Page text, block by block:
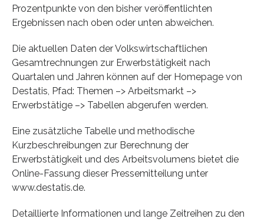
Prozentpunkte von den bisher veröffentlichten
Ergebnissen nach oben oder unten abweichen.
Die aktuellen Daten der Volkswirtschaftlichen
Gesamtrechnungen zur Erwerbstätigkeit nach
Quartalen und Jahren können auf der Homepage von
Destatis, Pfad: Themen –> Arbeitsmarkt –>
Erwerbstätige –> Tabellen abgerufen werden.
Eine zusätzliche Tabelle und methodische
Kurzbeschreibungen zur Berechnung der
Erwerbstätigkeit und des Arbeitsvolumens bietet die
Online-Fassung dieser Pressemitteilung unter
www.destatis.de.
Detaillierte Informationen und lange Zeitreihen zu den